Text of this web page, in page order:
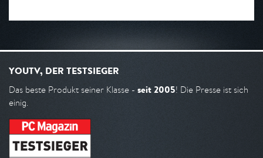
YOUTV, DER TESTSIEGER
Das beste Produkt seiner Klasse - seit 2005! Die Presse ist sich
einig.